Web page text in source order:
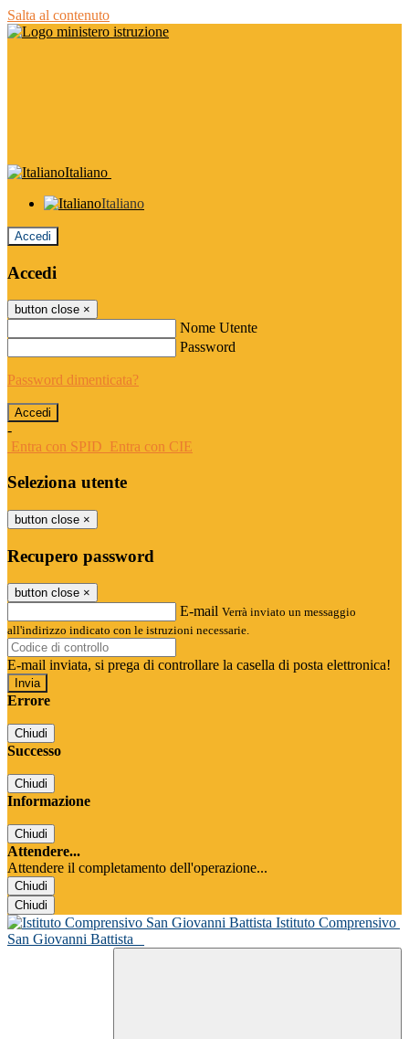
Salta al contenuto
Italiano
Italiano
Accedi
Accedi
button close ×
Nome Utente
Password
Password dimenticata?
-
Entra con SPID Entra con CIE
Seleziona utente
button close ×
Recupero password
button close ×
E-mail Verrà inviato un messaggio
all'indirizzo indicato con le istruzioni necessarie.
E-mail inviata, si prega di controllare la casella di posta elettronica!
Errore
Chiudi
Successo
Chiudi
Informazione
Chiudi
Attendere...
Attendere il completamento dell'operazione...
Chiudi
Chiudi
Istituto Comprensivo
San Giovanni Battista